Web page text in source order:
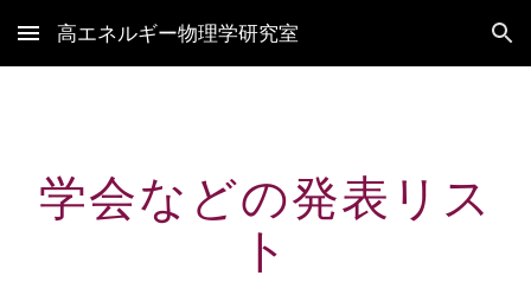
Skip to main content Skip to navigation
高エネルギー物理学研究室
学会などの発表リス
ト